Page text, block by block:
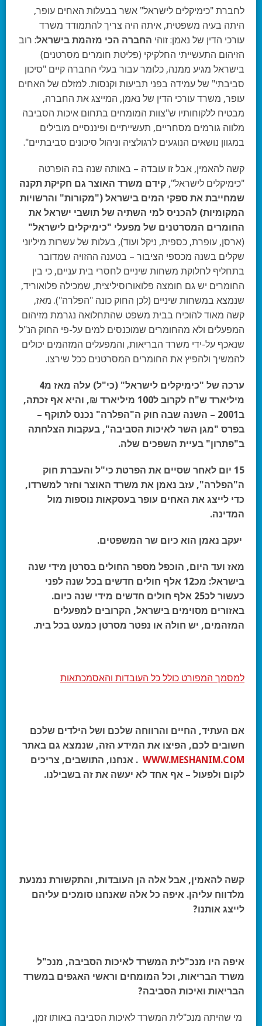
לחברת "כימיקלים לישראל" אשר בבעלות האחים עופר,
היתה בעיה משפטית, איתה היה צריך להתמודד משרד
עורכי הדין של נאמן: זוהי החברה הכי מזהמת בישראל: רוב
הזיהום התעשייתי החלקיקי (פליטת חומרים מסרטנים)
בישראל מגיע ממנה, כלומר עבור בעלי החברה קיים "סיכון
סביבתי" של עמידה בפני תביעות וקנסות. למזלם של האחים
עופר, משרד עורכי הדין של נאמן, המייצג את החברה,
מבטיח ללקוחותיו ש"צוות המומחים בתחום איכות הסביבה
מלווה גורמים מסחריים, תעשייתיים ופיננסיים מובילים
במגוון נושאים הנוגעים לרגולציה וניהול סיכונים סביבתיים".
קשה להאמין, אבל זו עובדה – באותה שנה בה הופרטה
"כימיקלים לישראל", קידם משרד האוצר גם חקיקת תקנה
שמחייבת את ספקי המים בישראל ("מקורות" והרשויות
המקומיות) להכניס למי השתיה של תושבי ישראל את
החומרים המסרטנים של מפעלי "כימיקלים לישראל"
(ארסן, עופרת, כספית, ניקל ועוד), בעלות של עשרות מיליוני
שקלים בשנה מכספי הציבור – בטענה ההזויה שמדובר
בתחליף לחלוקת משחות שיניים לחסרי בית עניים, כי בין
החומרים יש גם חומצה פלואורוסיליצית, שמכילה פלואוריד,
שנמצא במשחות שיניים (לכן החוק כונה "הפלרה"). מאז,
קשה מאוד להוכיח בבית משפט שהתחלואה נגרמת מזיהום
המפעלים ולא מהחומרים שמוכנסים למים על-פי החוק הנ"ל
שנאכף על-ידי משרד הבריאות, והמפעלים המזהמים יכולים
להמשיך ולהפיץ את החומרים המסרטנים ככל שירצו.
ערכה של "כימיקלים לישראל" (כי"ל) עלה מאז מ4
מיליארד ש"ח לקרוב ל100 מיליארד ₪, והיא אף זכתה,
ב2001 – השנה שבה חוק ה"הפלרה" נכנס לתוקף –
בפרס "מגן השר לאיכות הסביבה", בעקבות הצלחתה
ב"פתרון" בעיית השפכים שלה.
15 יום לאחר שסיים את הפרטת כי"ל והעברת חוק
ה"הפלרה", עזב נאמן את משרד האוצר וחזר למשרדו,
כדי לייצג את האחים עופר בעסקאות נוספות מול
המדינה.
יעקב נאמן הוא כיום שר המשפטים.
מאז ועד היום, הוכפל מספר החולים בסרטן מידי שנה
בישראל: מכ12 אלף חולים חדשים בכל שנה לפני
כעשור לכ25 אלף חולים חדשים מידי שנה כיום.
באזורים מסוימים בישראל, הקרובים למפעלים
המזהמים, יש חולה או נפטר מסרטן כמעט בכל בית.
למסמך המפורט כולל כל העובדות והאסמכתאות
אם העתיד, החיים והרווחה שלכם ושל הילדים שלכם
חשובים לכם, הפיצו את המידע הזה, שנמצא גם באתר
WWW.MESHANIM.COM . אנחנו, התושבים, צריכים
לקום ולפעול – אף אחד לא יעשה את זה בשבילנו.
קשה להאמין, אבל אלה הן העובדות, והתקשורת נמנעת
מלדווח עליהן. איפה כל אלה שאנחנו סומכים עליהם
לייצג אותנו?
איפה היו מנכ"לית המשרד לאיכות הסביבה, מנכ"ל
משרד הבריאות, וכל המומחים וראשי האגפים במשרד
הבריאות ואיכות הסביבה?
מי שהיתה מנכ"לית המשרד לאיכות הסביבה באותו זמן,